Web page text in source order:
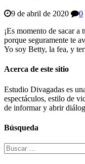
9 de abril de 2020
0
¡Es momento de sacar a
porque seguramente te
Yo soy Betty, la fea, y
Acerca de este sitio
Estudio Divagadas es
espectáculos, estilo de
de informar y abrir
Búsqueda
Buscar: